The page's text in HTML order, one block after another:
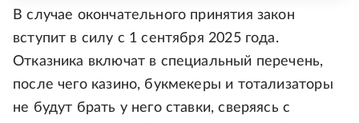
В случае окончательного принятия закон
вступит в силу с 1 сентября 2025 года.
Отказника включат в специальный перечень,
после чего казино, букмекеры и тотализаторы
не будут брать у него ставки, сверяясь с